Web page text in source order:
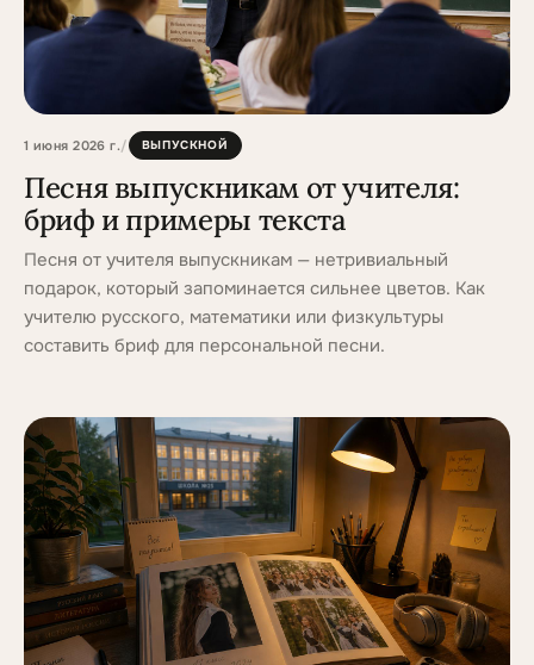
1 июня 2026 г./ ВЫПУСКНОЙ
Песня выпускникам от учителя:
бриф и примеры текста
Песня от учителя выпускникам — нетривиальный
подарок, который запоминается сильнее цветов. Как
учителю русского, математики или физкультуры
составить бриф для персональной песни.